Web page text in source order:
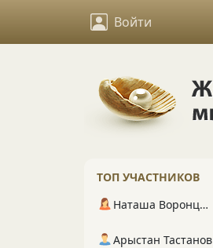
Войти
ТОП УЧАСТНИКОВ
Наташа Воронцова
Арыстан Тастанов